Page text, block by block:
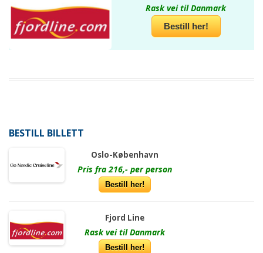
Rask vei til Danmark
Bestill her!
BESTILL BILLETT
Oslo-København
Pris fra 216,- per person
Bestill her!
Fjord Line
Rask vei til Danmark
Bestill her!